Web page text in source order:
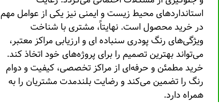
استانداردهای محیط زیست و ایمنی نیز یکی از عوامل مهم
در خرید محصول است. نهایتاً، مشتری با شناخت
ویژگی‌های رنگ پودری سنباده ای و ارزیابی مراکز معتبر،
می‌تواند بهترین تصمیم را برای پروژه‌های خود اتخاذ کند.
خرید مطمئن و حرفه‌ای از مراکز تخصصی، کیفیت و دوام
رنگ را تضمین می‌کند و رضایت بلندمدت مشتریان را به
همراه دارد.